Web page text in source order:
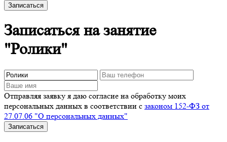
Записаться
Записаться на занятие
"Ролики"
Отправляя заявку я даю согласие на обработку моих
персональных данных в соответствии с законом 152-ФЗ от
27.07.06 "О персональных данных"
Записаться